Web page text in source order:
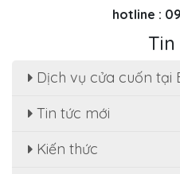
hotline :
Dịch vụ cửa cuốn tại
Tin tức mới
Kiến thứcSửa cửa cuốn,